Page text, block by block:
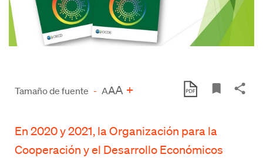
Tamaño de fuente - AAA +
En 2020 y 2021, la Organización para la
Cooperación y el Desarrollo Económicos